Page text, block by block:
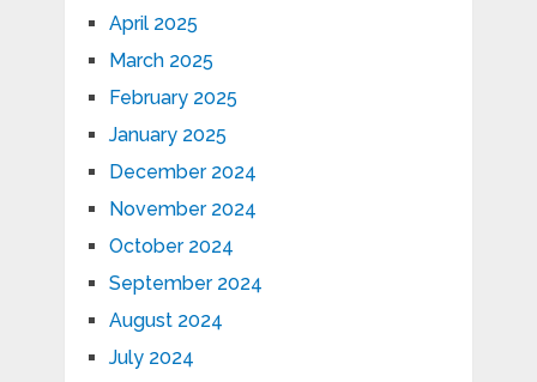
April 2025
March 2025
February 2025
January 2025
December 2024
November 2024
October 2024
September 2024
August 2024
July 2024